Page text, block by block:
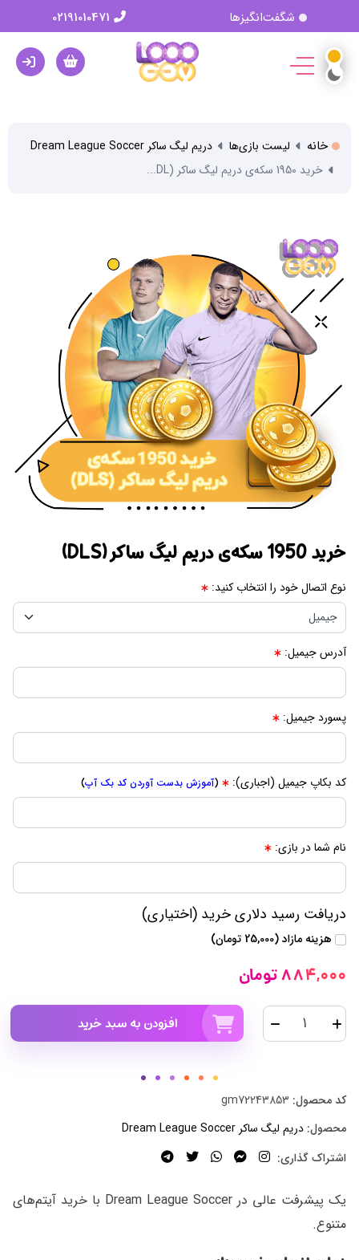
شگفت‌انگیزها
خانه لیست بازی‌ها
دریم لیگ ساکر Dream League Soccer
خرید 1950 سکه‌ی دریم لیگ ساکر (DL...
خرید 1950 سکه‌ی دریم لیگ ساکر (DLS)
نوع اتصال خود را انتخاب کنید:
آدرس جیمیل:
پسورد جیمیل:
کد بکاپ جیمیل (اجباری): (آموزش بدست آوردن کد بک آپ)
نام شما در بازی:
دریافت رسید دلاری خرید (اختیاری)
هزینه مازاد (25,000 تومان)
884,000 تومان
افزودن به سبد خرید
کد محصول:
محصول: دریم لیگ ساکر Dream League Soccer
اشتراک گذاری:
یک پیشرفت عالی در Dream League Soccer با خرید آیتم‌های
متنوع.